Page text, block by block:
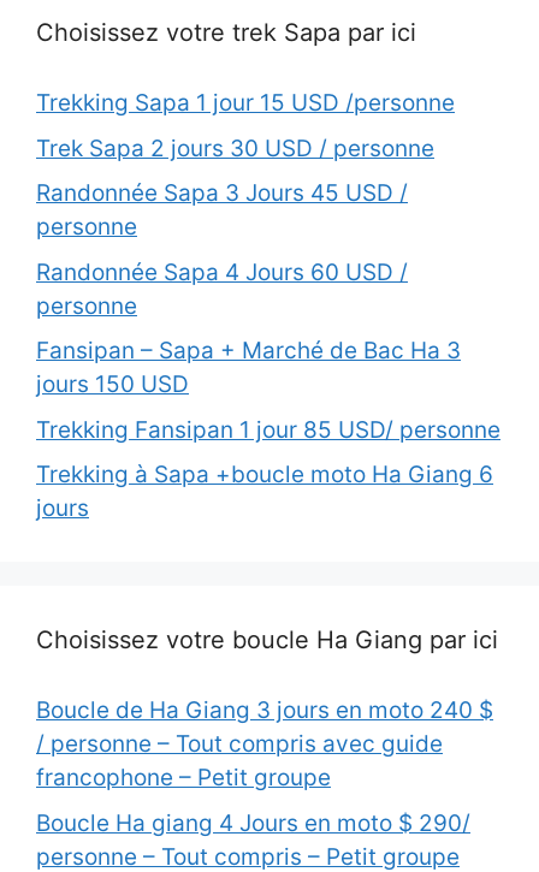
Choisissez votre trek Sapa par ici
Trekking Sapa 1 jour 15 USD /personne
Trek Sapa 2 jours 30 USD / personne
Randonnée Sapa 3 Jours 45 USD /
personne
Randonnée Sapa 4 Jours 60 USD /
personne
Fansipan – Sapa + Marché de Bac Ha 3
jours 150 USD
Trekking Fansipan 1 jour 85 USD/ personne
Trekking à Sapa +boucle moto Ha Giang 6
jours
Choisissez votre boucle Ha Giang par ici
Boucle de Ha Giang 3 jours en moto 240 $
/ personne – Tout compris avec guide
francophone – Petit groupe
Boucle Ha giang 4 Jours en moto $ 290/
personne – Tout compris – Petit groupe